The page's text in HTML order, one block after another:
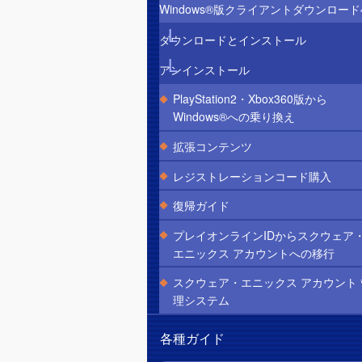
Windows®版クライアントダウンロード
ダウンロードとインストール
アンインストール
PlayStation2・Xbox360版から
Windows®への乗り換え
拡張コンテンツ
レジストレーションコード購入
復帰ガイド
プレイオンラインIDからスクウェア
エニックス アカウントへの移行
スクウェア・エニックス アカウント
理システム
各種ガイド